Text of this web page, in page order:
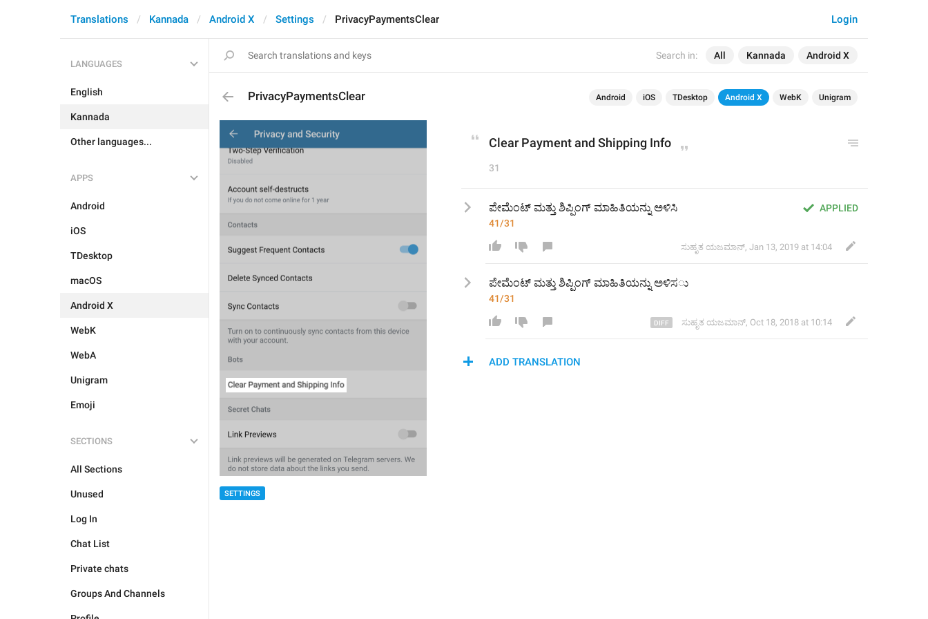
Search in: All Kannada Android X
Login
Translations Kannada Android X Settings PrivacyPaymentsClear
LANGUAGES
English
Kannada
Other languages...
APPS
Android
iOS
TDesktop
macOS
Android X
WebK
WebA
Unigram
Emoji
SECTIONS
All Sections
Unused
Log In
Chat List
Private chats
Groups And Channels
PrivacyPaymentsClear Android iOS TDesktop Android X WebK Unigram
SETTINGS
Clear Payment and Shipping Info
31
APPLIED
ಪೇಮೆಂಟ್ ಮತ್ತು ಶಿಪ್ಪಿಂಗ್ ಮಾಹಿತಿಯನ್ನು ಅಳಿಸಿ
41/31
ಸುಹೃತ ಯಜಮಾನ್, Jan 13, 2019 at 14:04
ಪೇಮೆಂಟ್ ಮತ್ತು ಶಿಪ್ಪಿಂಗ್ ಮಾಹಿತಿಯನ್ನು ಅಳಿಸ
41/31
ಸುಹೃತ ಯಜಮಾನ್, Oct 18, 2018 at 10:14
ADD TRANSLATION